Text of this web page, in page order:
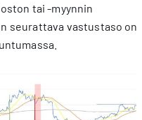
tai -myynnin
seurattava vastustaso on